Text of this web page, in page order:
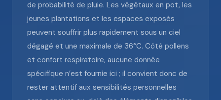
de probabilité de pluie. Les végétaux en pot, les
jeunes plantations et les espaces exposés
peuvent souffrir plus rapidement sous un ciel
dégagé et une maximale de 36°C. Côté pollens
et confort respiratoire, aucune donnée
spécifique n’est fournie ici ; il convient donc de
rester attentif aux sensibilités personnelles